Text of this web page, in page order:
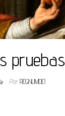
pruebas
Por REGNUMDEI